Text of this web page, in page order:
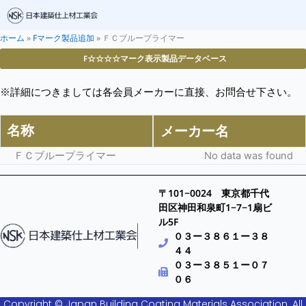
ホーム » Fマーク製品追加 » ＦＣブループライマー
F☆☆☆☆マーク表示製品データベース
※詳細につきましては各会員メーカーに直接、お問合せ下さい。
名称 メーカー名
ＦＣブループライマー No data was found
〒101−0024 東京都千代
田区神田和泉町1−7−1扇ビ
ル5F
０３ー３８６１ー３８
４４
０３ー３８５１ー０７
０６